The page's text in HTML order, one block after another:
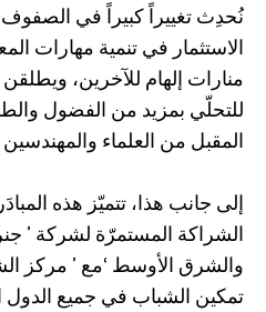
نُحدِث تغييراً كبيراً في الصفوف
الاستثمار في تنمية مهارات
منارات إلهام للآخرين،
للتحلّي بمزيد من الفضول
المقبل من العلماء والمهندسين
إلى جانب هذا، تتميّز هذه
الشراكة المستمرّة لشركة ’
والشرق الأوسط ‘مع ’ مركز
تمكين الشباب في جميع الدول